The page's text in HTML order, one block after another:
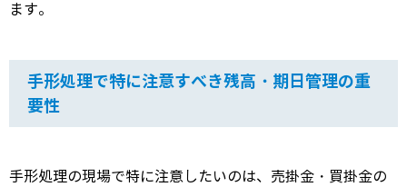
ます。
手形処理で特に注意すべき残高・期日管理の重
要性
手形処理の現場で特に注意したいのは、売掛金・買掛金の